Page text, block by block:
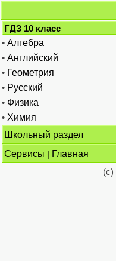
ГДЗ 10 класс
• Алгебра
• Английский
• Геометрия
• Русский
• Физика
• Химия
Школьный раздел
Сервисы | Главная
(c)